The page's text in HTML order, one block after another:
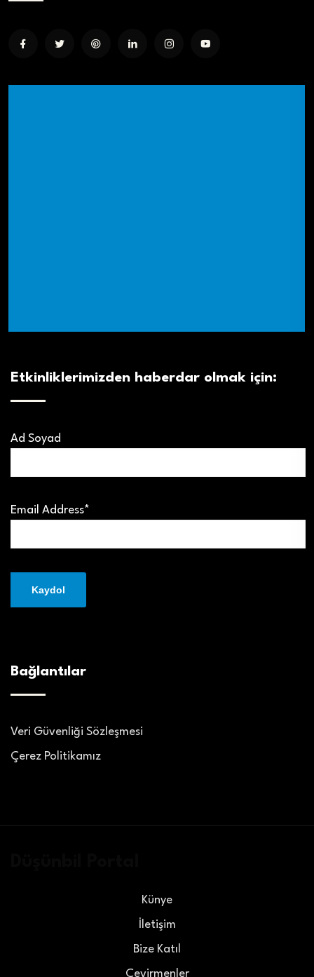
Etkinliklerimizden haberdar olmak için:
Ad Soyad
Email Address*
Bağlantılar
Veri Güvenliği Sözleşmesi
Çerez Politikamız
Künye
İletişim
Bize Katıl
Çevirmenler